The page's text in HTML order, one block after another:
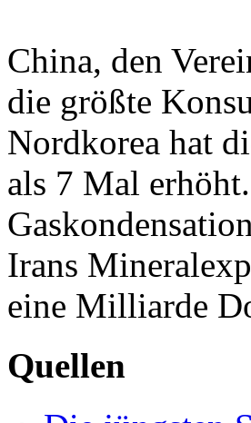
China, den
die größte
Nordkorea hat
als 7 Mal
Irans
eine Milliarde
Quellen